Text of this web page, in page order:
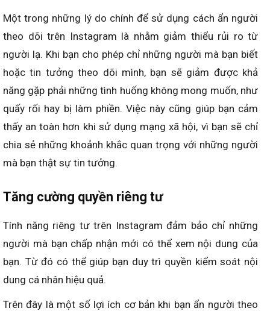
Một trong những lý do chính để sử dụng cách ẩn người
theo dõi trên Instagram là nhằm giảm thiểu rủi ro từ
người lạ. Khi bạn cho phép chỉ những người mà bạn biết
hoặc tin tưởng theo dõi mình, bạn sẽ giảm được khả
năng gặp phải những tình huống không mong muốn, như
quấy rối hay bị làm phiền. Việc này cũng giúp bạn cảm
thấy an toàn hơn khi sử dụng mạng xã hội, vì bạn sẽ chỉ
chia sẻ những khoảnh khắc quan trọng với những người
mà bạn thật sự tin tưởng.
Tăng cường quyền riêng tư
Tính năng riêng tư trên Instagram đảm bảo chỉ những
người mà bạn chấp nhận mới có thể xem nội dung của
bạn. Từ đó có thể giúp bạn duy trì quyền kiểm soát nội
dung cá nhân hiệu quả.
Trên đây là một số lợi ích cơ bản khi bạn ẩn người theo